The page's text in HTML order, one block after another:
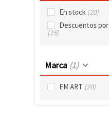
En stock (20)
Descuentos
(15)
Marca (1)
EM ART (20)